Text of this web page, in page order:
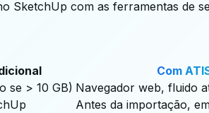
SketchUp com as ferramentas de
Com
se > 10 GB) Navegador web, fluido
Antes da importação,